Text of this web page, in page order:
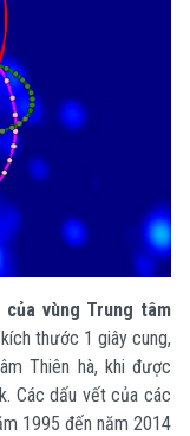
của vùng Trung tâm
thước 1 giây cung,
Thiên hà, khi được
Các dấu vết của các
1995 đến năm 2014